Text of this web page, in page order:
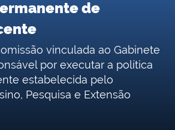
de
vinculada ao Gabinete
por executar a política
estabelecida pelo
Pesquisa e Extensão